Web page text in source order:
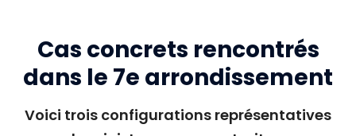
Cas concrets rencontrés
dans le 7e arrondissement
Voici trois configurations représentatives